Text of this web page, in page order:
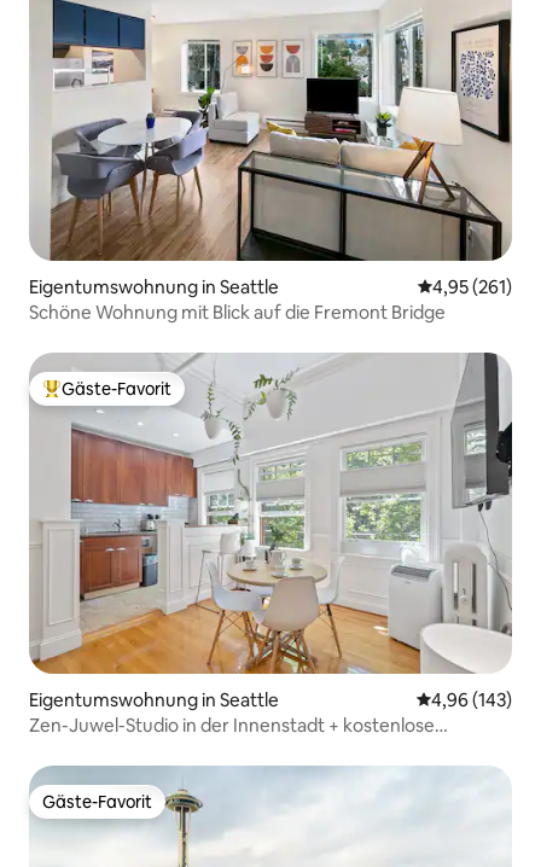
Eigentumswohnung in Seattle
4,95 (261)
Schöne Wohnung mit Blick auf die Fremont Bridge
Beliebter Gäste-Favorit.
Gäste-Favorit
Eigentumswohnung in Seattle
4,96 (143)
Zen-Juwel-Studio in der Innenstadt + kostenlose
Gäste-Favorit
Gäste-Favorit